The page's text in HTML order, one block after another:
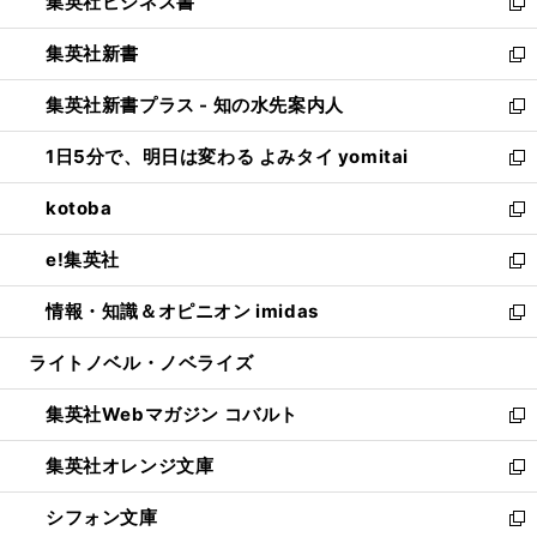
開
く
ウ
で
開
く
い
ウ
ィ
ン
ド
ウ
で
開
く
新
し
い
ウ
ィ
ン
ド
ウ
で
開
く
集英社新書
新
し
い
ウ
ィ
ン
ド
ウ
で
開
く
集英社新書プラス - 知の水先案内人
新
し
い
ウ
ィ
ン
ド
ウ
で
開
1日5分で、明日は変わる よみタイ yomitai
新
し
い
ウ
ィ
ン
ド
ウ
開
く
kotoba
新
し
い
ウ
ィ
ン
ウ
で
開
く
e!集英社
新
し
い
ウ
ン
ド
ウ
で
開
く
情報・知識＆オピニオン imidas
新
し
ウ
ィ
ン
ド
ウ
で
ライトノベル・ノベライズ
集英社Webマガジン コバルト
新
し
い
ウ
ィ
集英社オレンジ文庫
新
し
い
シフォン文庫 新